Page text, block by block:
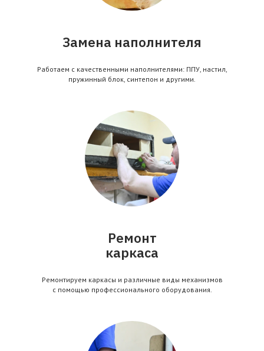
Замена наполнителя
Работаем с качественными наполнителями: ППУ, настил,
пружинный блок, синтепон и другими.
Ремонт
каркаса
Ремонтируем каркасы и различные виды механизмов
с помощью профессионального оборудования.